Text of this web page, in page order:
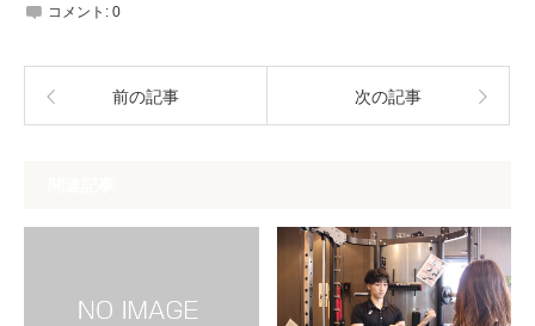
コメント: 0
前の記事 次の記事